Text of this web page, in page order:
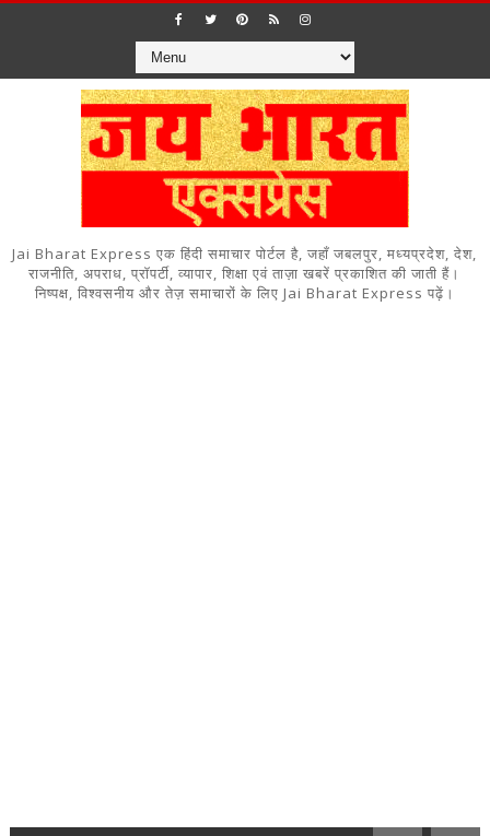
Jai Bharat Express एक हिंदी समाचार पोर्टल है, जहाँ जबलपुर, मध्यप्रदेश, देश,
राजनीति, अपराध, प्रॉपर्टी, व्यापार, शिक्षा एवं ताज़ा खबरें प्रकाशित की जाती हैं।
निष्पक्ष, विश्वसनीय और तेज़ समाचारों के लिए Jai Bharat Express पढ़ें।